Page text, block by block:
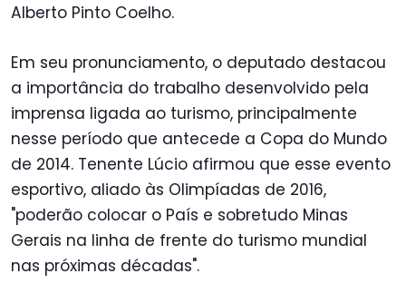
Alberto Pinto Coelho.
Em seu pronunciamento, o deputado destacou
a importância do trabalho desenvolvido pela
imprensa ligada ao turismo, principalmente
nesse período que antecede a Copa do Mundo
de 2014. Tenente Lúcio afirmou que esse evento
esportivo, aliado às Olimpíadas de 2016,
"poderão colocar o País e sobretudo Minas
Gerais na linha de frente do turismo mundial
nas próximas décadas".